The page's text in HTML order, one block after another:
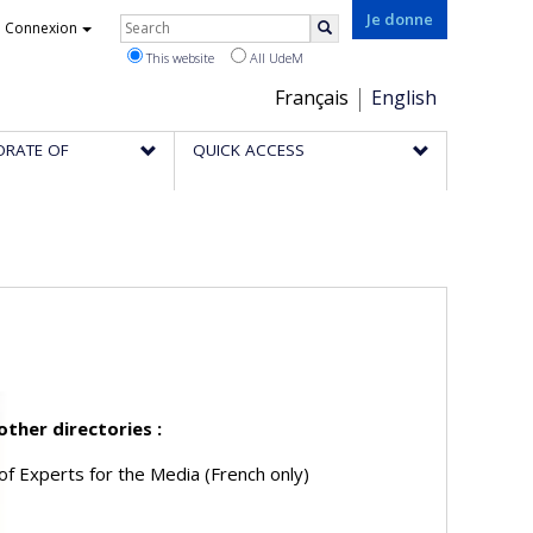
Je donne
Choix
de
la
Français English
Connexion Rechercher
This website All UdeM
OF QUICK ACCESS
directories :
Experts for the Media (French only)